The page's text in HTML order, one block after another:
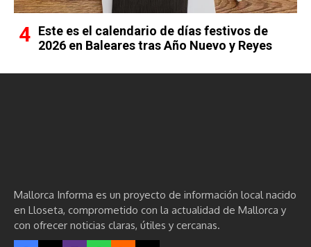
Este es el calendario de días festivos de
2026 en Baleares tras Año Nuevo y Reyes
Mallorca Informa es un proyecto de información local nacido
en Lloseta, comprometido con la actualidad de Mallorca y
con ofrecer noticias claras, útiles y cercanas.